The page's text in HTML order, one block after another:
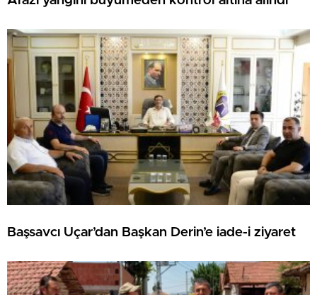
Başsavcı Uçar’dan Başkan Derin’e iade-i ziyaret